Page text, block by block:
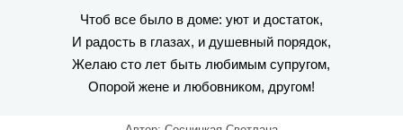
Чтоб все было в доме: уют и достаток,
И радость в глазах, и душевный порядок,
Желаю сто лет быть любимым супругом,
Опорой жене и любовником, другом!